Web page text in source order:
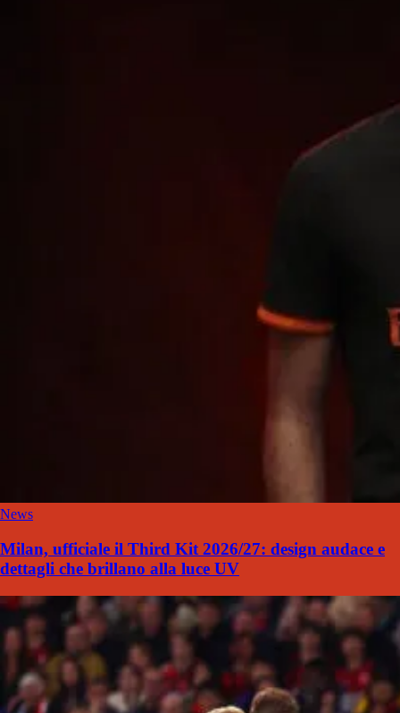
News
Milan, ufficiale il Third Kit 2026/27: design audace e
dettagli che brillano alla luce UV